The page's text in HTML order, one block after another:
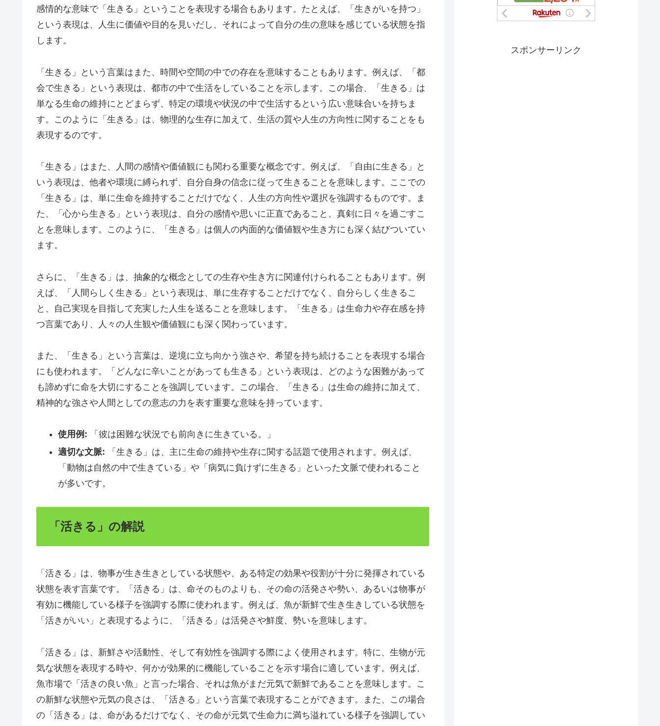
感情的な意味で「生きる」ということを表現する場合もあります。たとえば、「生きがいを持つ」
という表現は、人生に価値や目的を見いだし、それによって自分の生の意味を感じている状態を指
します。
「生きる」という言葉はまた、時間や空間の中での存在を意味することもあります。例えば、「都
会で生きる」という表現は、都市の中で生活をしていることを示します。この場合、「生きる」は
単なる生命の維持にとどまらず、特定の環境や状況の中で生活するという広い意味合いを持ちま
す。このように「生きる」は、物理的な生存に加えて、生活の質や人生の方向性に関することをも
表現するのです。
「生きる」はまた、人間の感情や価値観にも関わる重要な概念です。例えば、「自由に生きる」と
いう表現は、他者や環境に縛られず、自分自身の信念に従って生きることを意味します。ここでの
「生きる」は、単に生命を維持することだけでなく、人生の方向性や選択を強調するものです。ま
た、「心から生きる」という表現は、自分の感情や思いに正直であること、真剣に日々を過ごすこ
とを意味します。このように、「生きる」は個人の内面的な価値観や生き方にも深く結びついてい
ます。
さらに、「生きる」は、抽象的な概念としての生存や生き方に関連付けられることもあります。例
えば、「人間らしく生きる」という表現は、単に生存することだけでなく、自分らしく生きるこ
と、自己実現を目指して充実した人生を送ることを意味します。「生きる」は生命力や存在感を持
つ言葉であり、人々の人生観や価値観にも深く関わっています。
また、「生きる」という言葉は、逆境に立ち向かう強さや、希望を持ち続けることを表現する場合
にも使われます。「どんなに辛いことがあっても生きる」という表現は、どのような困難があって
も諦めずに命を大切にすることを強調しています。この場合、「生きる」は生命の維持に加えて、
精神的な強さや人間としての意志の力を表す重要な意味を持っています。
使用例: 「彼は困難な状況でも前向きに生きている。」
適切な文脈: 「生きる」は、主に生命の維持や生存に関する話題で使用されます。例えば、
「動物は自然の中で生きている」や「病気に負けずに生きる」といった文脈で使われること
が多いです。
「活きる」の解説
「活きる」は、物事が生き生きとしている状態や、ある特定の効果や役割が十分に発揮されている
状態を表す言葉です。「活きる」は、命そのものよりも、その命の活発さや勢い、あるいは物事が
有効に機能している様子を強調する際に使われます。例えば、魚が新鮮で生き生きしている状態を
「活きがいい」と表現するように、「活きる」は活発さや鮮度、勢いを意味します。
「活きる」は、新鮮さや活動性、そして有効性を強調する際によく使用されます。特に、生物が元
気な状態を表現する時や、何かが効果的に機能していることを示す場合に適しています。例えば、
魚市場で「活きの良い魚」と言った場合、それは魚がまだ元気で新鮮であることを意味します。こ
の新鮮な状態や元気の良さは、「活きる」という言葉で表現することができます。また、この場合
の「活きる」は、命があるだけでなく、その命が元気で生命力に満ち溢れている様子を強調してい
スポンサーリンク